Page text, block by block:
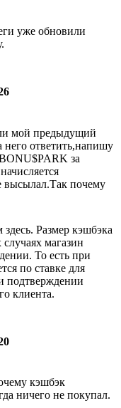
уже обновили
мой предыдущий
него ответить,напишу
за
высылал.Так почему
Размер кэшбэка
магазин
То есть при
по ставке для
подтверждении
клиента.
кэшбэк
ничего не покупал.